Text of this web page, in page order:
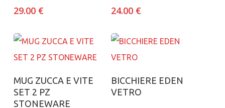
29.00 € 24.00 €
Aggiungi al carrello
MUG ZUCCA E VITE
SET 2 PZ
STONEWARE
Aggiungi al carrello
BICCHIERE EDEN
VETRO